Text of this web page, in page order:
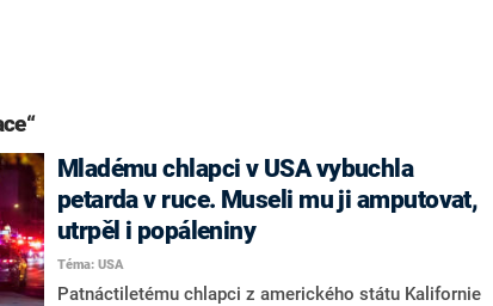
Mladému chlapci v USA vybuchla
petarda v ruce. Museli mu ji amputovat,
utrpěl i popáleniny
Téma: USA
Patnáctiletému chlapci z amerického státu Kalifornie